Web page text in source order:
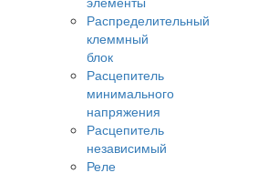
Распределительный
клеммный
блок
Расцепитель
минимального
напряжения
Расцепитель
независимый
Реле